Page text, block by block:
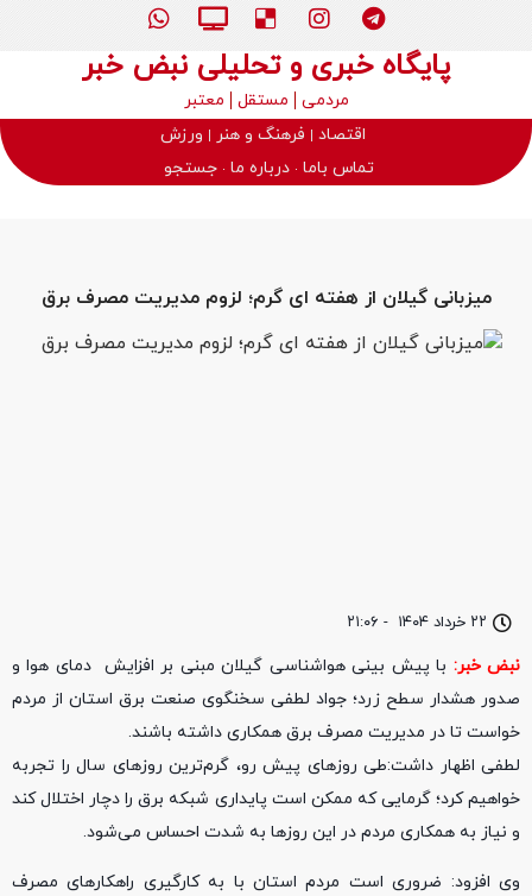
پایگاه خبری و تحلیلی نبض خبر
مردمی مستقل
معتبر
اقتصاد
فرهنگ و هنر
ورزش
تماس باما درباره ما جستجو
۲۲ خرداد ۱۴۰۴ - ۲۱:۰۶
میزبانی گیلان از هفته ای گرم؛ لزوم مدیریت مصرف برق
نبض خبر: با پیش بینی هواشناسی گیلان مبنی بر افزایش دمای هوا و
صدور هشدار سطح زرد؛ جواد لطفی سخنگوی صنعت برق استان از مردم
خواست تا در مدیریت مصرف برق همکاری داشته باشند.
لطفی اظهار داشت:طی روزهای پیش رو، گرم‌ترین روزهای سال را تجربه
خواهیم کرد؛ گرمایی که ممکن است پایداری شبکه برق را دچار اختلال کند
و نیاز به همکاری مردم در این روزها به شدت احساس می‌شود.
وی افزود: ضروری است مردم استان با به کارگیری راهکارهای مصرف